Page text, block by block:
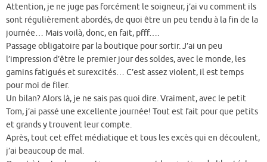
Attention, je ne juge pas forcément le soigneur, j’ai vu comment ils
sont régulièrement abordés, de quoi être un peu tendu à la fin de la
journée… Mais voilà, donc, en fait, pfff….
Passage obligatoire par la boutique pour sortir. J’ai un peu
l’impression d’être le premier jour des soldes, avec le monde, les
gamins fatigués et surexcités… C’est assez violent, il est temps
pour moi de filer.
Un bilan? Alors là, je ne sais pas quoi dire. Vraiment, avec le petit
Tom, j’ai passé une excellente journée! Tout est fait pour que petits
et grands y trouvent leur compte.
Après, tout cet effet médiatique et tous les excès qui en découlent,
j’ai beaucoup de mal.